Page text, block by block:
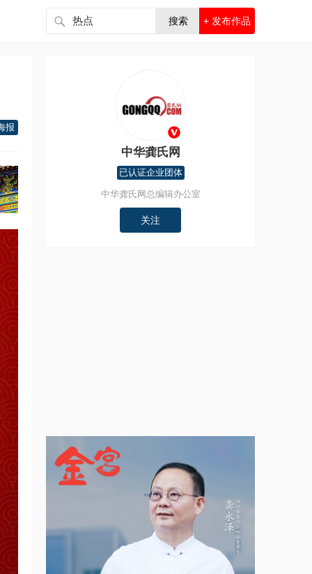
搜索 + 发布作品
报
中华龚氏网
已认证企业团体
中华龚氏网总编辑办公室
关注